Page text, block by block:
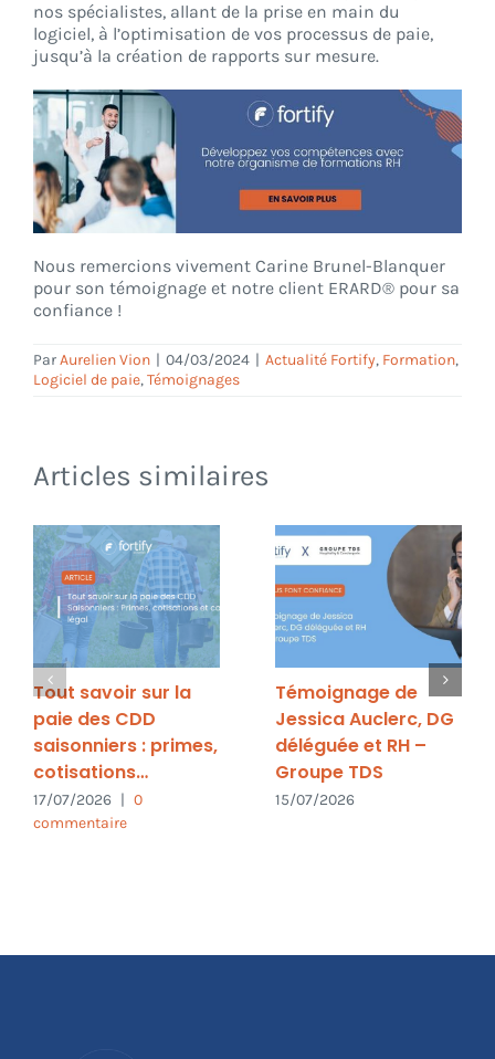
nos spécialistes, allant de la prise en main du
logiciel, à l’optimisation de vos processus de paie,
jusqu’à la création de rapports sur mesure.
Nous remercions vivement Carine Brunel-Blanquer
pour son témoignage et notre client ERARD® pour sa
confiance !
ParAurelien Vion | 04/03/2024 | Actualité Fortify, Formation,
Logiciel de paie,Témoignages
Articles similaires
Tout savoir sur la
paie des CDD
saisonniers : primes,
cotisations…
17/07/2026 | 0
commentaire
Témoignage de
Jessica Auclerc, DG
déléguée et RH –
Groupe TDS
15/07/2026